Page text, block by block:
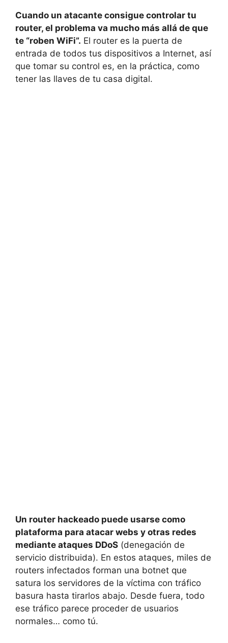
Cuando un atacante consigue controlar tu
router, el problema va mucho más allá de que
te “roben WiFi”. El router es la puerta de
entrada de todos tus dispositivos a Internet, así
que tomar su control es, en la práctica, como
tener las llaves de tu casa digital.
Un router hackeado puede usarse como
plataforma para atacar webs y otras redes
mediante ataques DDoS (denegación de
servicio distribuida). En estos ataques, miles de
routers infectados forman una botnet que
satura los servidores de la víctima con tráfico
basura hasta tirarlos abajo. Desde fuera, todo
ese tráfico parece proceder de usuarios
normales… como tú.